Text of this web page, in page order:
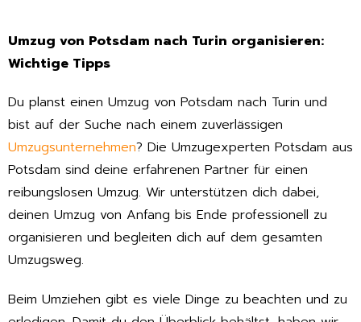
Umzug von Potsdam nach Turin organisieren:
Wichtige Tipps
Du planst einen Umzug von Potsdam nach Turin und
bist auf der Suche nach einem zuverlässigen
Umzugsunternehmen? Die Umzugexperten Potsdam aus
Potsdam sind deine erfahrenen Partner für einen
reibungslosen Umzug. Wir unterstützen dich dabei,
deinen Umzug von Anfang bis Ende professionell zu
organisieren und begleiten dich auf dem gesamten
Umzugsweg.
Beim Umziehen gibt es viele Dinge zu beachten und zu